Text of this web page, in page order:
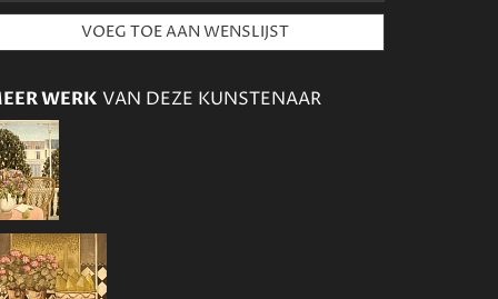
WERK VAN DEZE KUNSTENAAR